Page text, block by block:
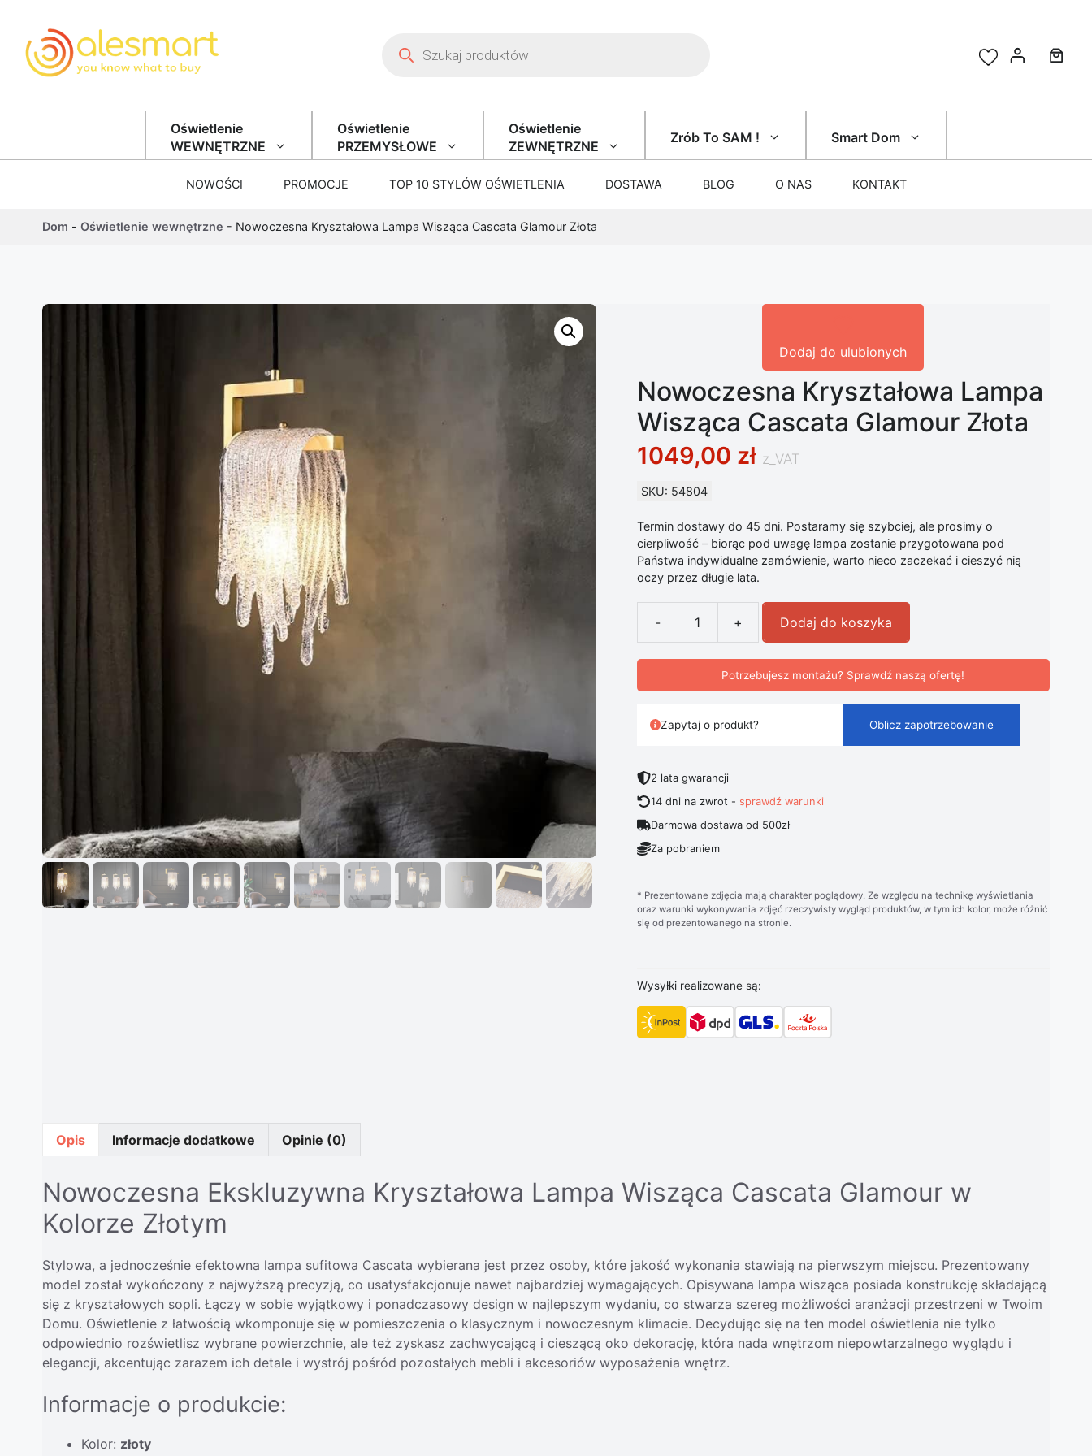
Oświetlenie
WEWNĘTRZNE
Oświetlenie
PRZEMYSŁOWE
Oświetlenie
ZEWNĘTRZNE
Zrób To SAM ! Smart Dom
NOWOŚCI PROMOCJE TOP 10 STYLÓW OŚWIETLENIA DOSTAWA BLOG O NAS KONTAKT
Dom - Oświetlenie wewnętrzne - Nowoczesna Kryształowa Lampa Wisząca Cascata Glamour Złota
Dodaj do ulubionych
Nowoczesna Kryształowa Lampa
Wisząca Cascata Glamour Złota
1049,00 zł z_VAT
SKU: 54804
Termin dostawy do 45 dni. Postaramy się szybciej, ale prosimy o
cierpliwość – biorąc pod uwagę lampa zostanie przygotowana pod
Państwa indywidualne zamówienie, warto nieco zaczekać i cieszyć nią
oczy przez długie lata.
-
ilość Nowoczesna Kryształowa Lampa Wisząca Cascata Glamour Złota
+ Dodaj do koszyka
Potrzebujesz montażu? Sprawdź naszą ofertę!
Zapytaj o produkt? Oblicz zapotrzebowanie
2 lata gwarancji
14 dni na zwrot -sprawdź warunki
Darmowa dostawa od 500zł
Za pobraniem
* Prezentowane zdjęcia mają charakter poglądowy. Ze względu na technikę wyświetlania
oraz warunki wykonywania zdjęć rzeczywisty wygląd produktów, w tym ich kolor, może różnić
się od prezentowanego na stronie.
Wysyłki realizowane są:
Opis Informacje dodatkowe Opinie (0)
Nowoczesna Ekskluzywna Kryształowa Lampa Wisząca Cascata Glamour w
Kolorze Złotym
Stylowa, a jednocześnie efektowna lampa sufitowa Cascata wybierana jest przez osoby, które jakość wykonania stawiają na pierwszym miejscu. Prezentowany
model został wykończony z najwyższą precyzją, co usatysfakcjonuje nawet najbardziej wymagających. Opisywana lampa wisząca posiada konstrukcję składającą
się z kryształowych sopli. Łączy w sobie wyjątkowy i ponadczasowy design w najlepszym wydaniu, co stwarza szereg możliwości aranżacji przestrzeni w Twoim
Domu. Oświetlenie z łatwością wkomponuje się w pomieszczenia o klasycznym i nowoczesnym klimacie. Decydując się na ten model oświetlenia nie tylko
odpowiednio rozświetlisz wybrane powierzchnie, ale też zyskasz zachwycającą i cieszącą oko dekorację, która nada wnętrzom niepowtarzalnego wyglądu i
elegancji, akcentując zarazem ich detale i wystrój pośród pozostałych mebli i akcesoriów wyposażenia wnętrz.
Informacje o produkcie:
Kolor: złoty